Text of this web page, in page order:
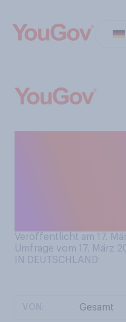
Veröffentlicht am 17.
Umfrage vom 17. März
IN DEUTSCHLAND